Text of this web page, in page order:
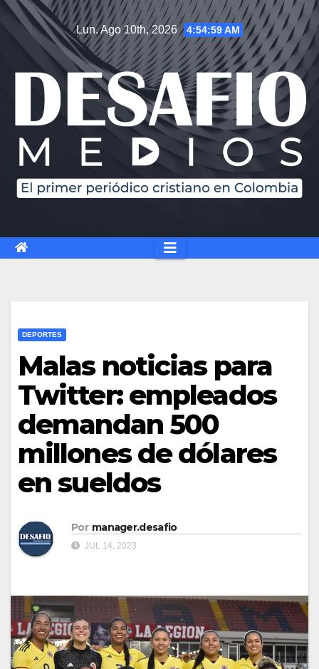
Lun. Ago 10th, 2026 4:55:00 AM
DEPORTES
Malas noticias para
Twitter: empleados
demandan 500
millones de dólares
en sueldos
Por manager.desafio
JUL 14, 2023